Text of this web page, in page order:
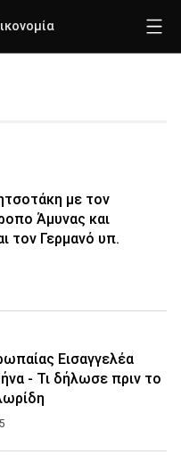
με τον
Άμυνας και
τον Γερμανό υπ.
Εισαγγελέα
- Τι δήλωσε πριν το